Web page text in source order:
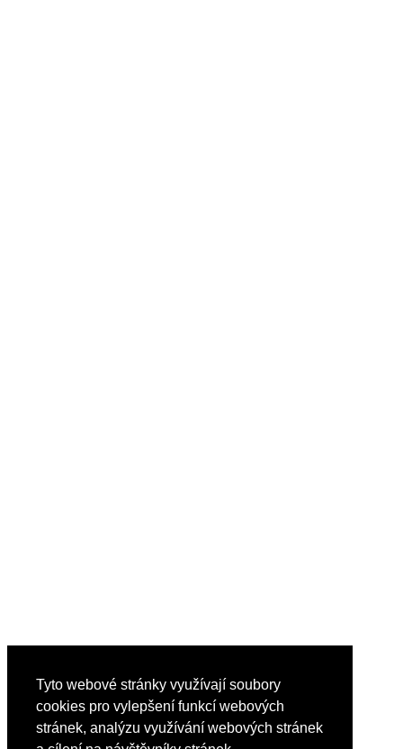
Tyto webové stránky využívají soubory
cookies pro vylepšení funkcí webových
stránek, analýzu využívání webových stránek